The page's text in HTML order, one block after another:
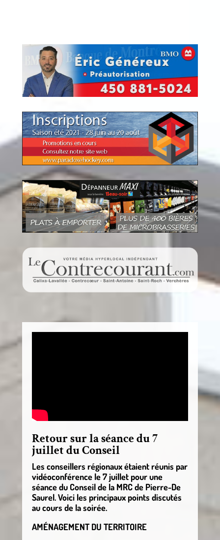
Retour sur la séance du 7
juillet du Conseil
Les conseillers régionaux étaient réunis par
vidéoconférence le 7 juillet pour une
séance du Conseil de la MRC de Pierre-De
Saurel. Voici les principaux points discutés
au cours de la soirée.
AMÉNAGEMENT DU TERRITOIRE